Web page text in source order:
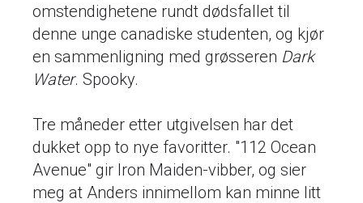
omstendighetene rundt dødsfallet til
denne unge canadiske studenten, og kjør
en sammenligning med grøsseren Dark
Water. Spooky.
Tre måneder etter utgivelsen har det
dukket opp to nye favoritter. "112 Ocean
Avenue" gir Iron Maiden-vibber, og sier
meg at Anders innimellom kan minne litt